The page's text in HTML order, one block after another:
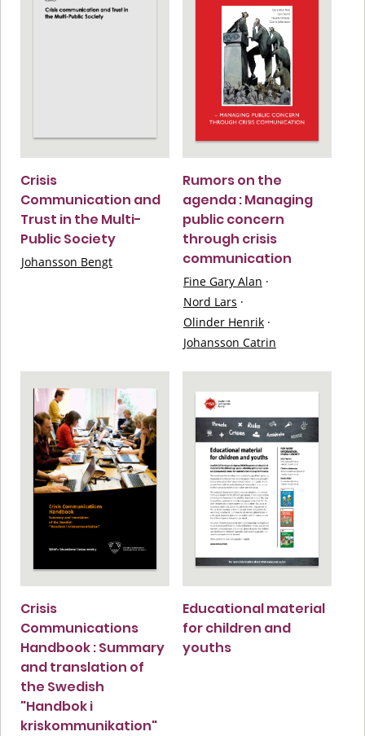
Crisis
Communication and
Trust in the Multi-
Public Society
Johansson Bengt
Rumors on the
agenda : Managing
public concern
through crisis
communication
Fine Gary Alan ·
Nord Lars ·
Olinder Henrik ·
Johansson Catrin
Crisis
Communications
Handbook : Summary
and translation of
the Swedish
"Handbok i
kriskommunikation"
Educational material
for children and
youths